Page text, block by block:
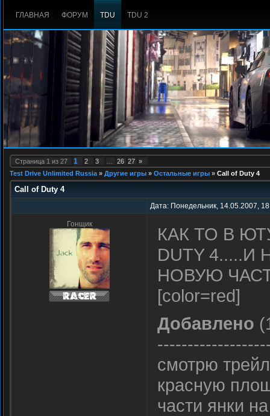
ГЛАВНАЯ ФОРУМ TDU TDU 2
Страница 1 из 27 1 2 3 26 27 »
Test Drive Unlimited Russia » Другие игры » Остальные игры » Call of Duty 4
Call of Duty 4
Дата: Понедельник, 14.05.2007,
Гонщик
КАК ТО В
DUTY
НОВУЮ
[color=red]
Добавлено
смотрю
красную
части янки